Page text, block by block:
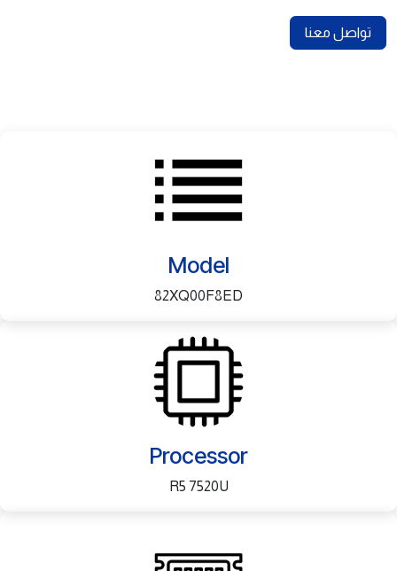
تواصل معنا
Model
82XQ00F8ED
Processor
R5 7520U